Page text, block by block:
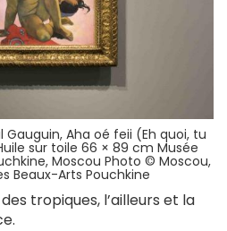
Gauguin, Aha oé feii (Eh quoi, tu
sur toile 66 × 89 cm Musée
Moscou Photo © Moscou,
Beaux-Arts Pouchkine
tropiques, l’ailleurs et la